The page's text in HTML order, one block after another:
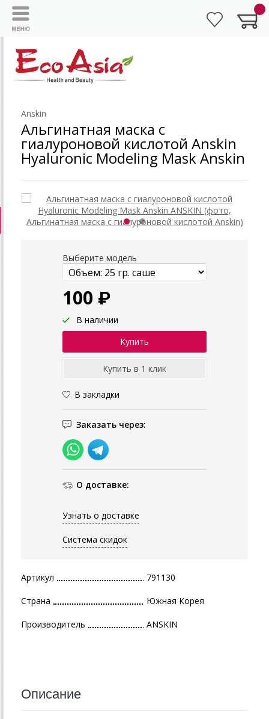
Anskin
Альгинатная маска с
гиалуроновой кислотой Anskin
Hyaluronic Modeling Mask Anskin
Выберите модель
100 ₽
В наличии
В закладки
Заказать через:
О доставке:
Узнать о доставке
Система скидок
Артикул 791130
Страна Южная Корея
Производитель ANSKIN
Описание